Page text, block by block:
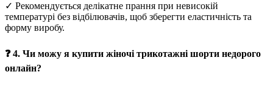
✓ Рекомендується делікатне прання при невисокій
температурі без відбілювачів, щоб зберегти еластичність та
форму виробу.
❓ 4. Чи можу я купити жіночі трикотажні шорти недорого
онлайн?